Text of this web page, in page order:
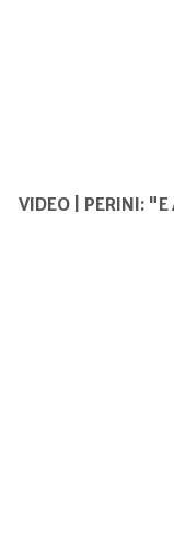
VIDEO | PERINI: "E